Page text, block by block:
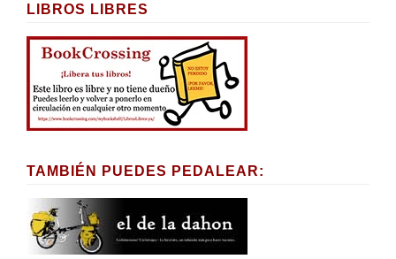
LIBROS LIBRES
TAMBIÉN PUEDES PEDALEAR: